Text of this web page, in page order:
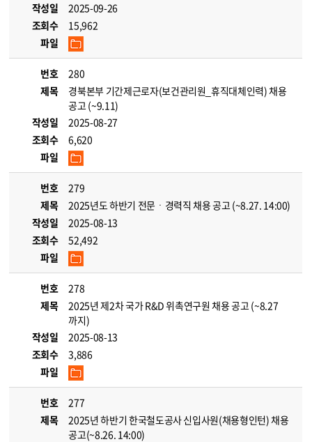
작성일
2025-09-26
조회수
15,962
파일
번호
280
제목
경북본부 기간제근로자(보건관리원_휴직대체인력) 채용
공고 (~9.11)
작성일
2025-08-27
조회수
6,620
파일
번호
279
제목
2025년도 하반기 전문ㆍ경력직 채용 공고 (~8.27. 14:00)
작성일
2025-08-13
조회수
52,492
파일
번호
278
제목
2025년 제2차 국가 R&D 위촉연구원 채용 공고 (~8.27
까지)
작성일
2025-08-13
조회수
3,886
파일
번호
277
제목
2025년 하반기 한국철도공사 신입사원(채용형인턴) 채용
공고(~8.26. 14:00)